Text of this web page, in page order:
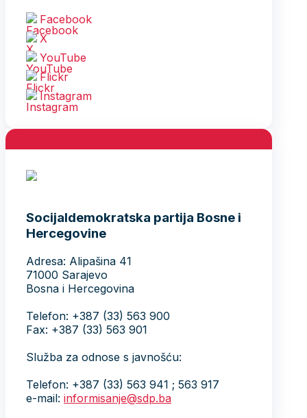
Facebook
X
YouTube
Flickr
Instagram
Socijaldemokratska partija Bosne i
Hercegovine
Adresa: Alipašina 41
71000 Sarajevo
Bosna i Hercegovina
Telefon: +387 (33) 563 900
Fax: +387 (33) 563 901
Služba za odnose s javnošću:
Telefon: +387 (33) 563 941 ; 563 917
e-mail: informisanje@sdp.ba